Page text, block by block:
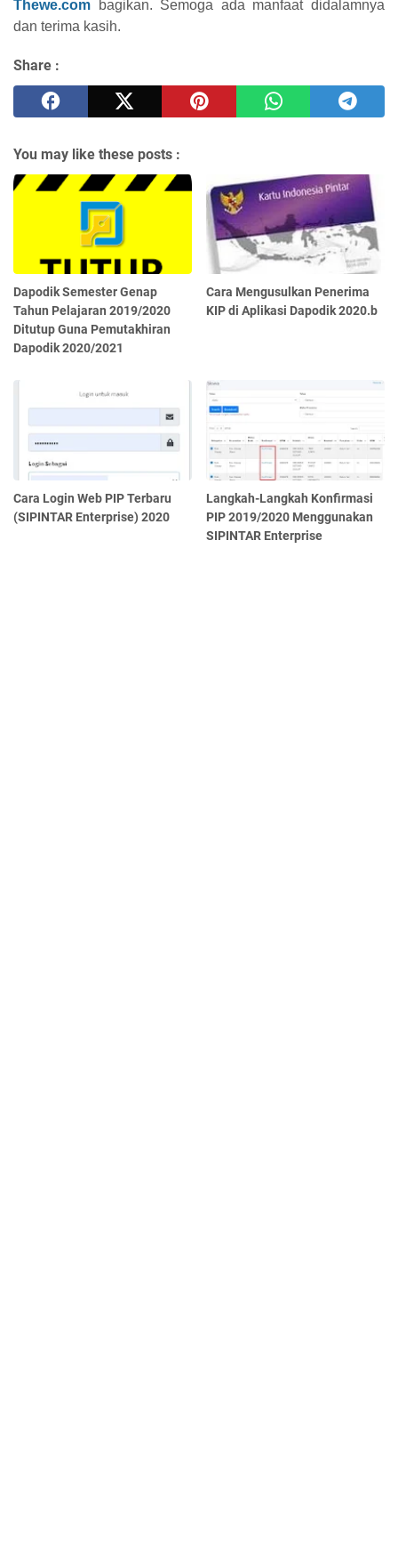
Thewe.com bagikan. Semoga ada manfaat didalamnya
dan terima kasih.
Share :
You may like these posts :
Dapodik Semester Genap
Tahun Pelajaran 2019/2020
Ditutup Guna Pemutakhiran
Dapodik 2020/2021
Cara Mengusulkan Penerima
KIP di Aplikasi Dapodik 2020.b
Cara Login Web PIP Terbaru
(SIPINTAR Enterprise) 2020
Langkah-Langkah Konfirmasi
PIP 2019/2020 Menggunakan
SIPINTAR Enterprise